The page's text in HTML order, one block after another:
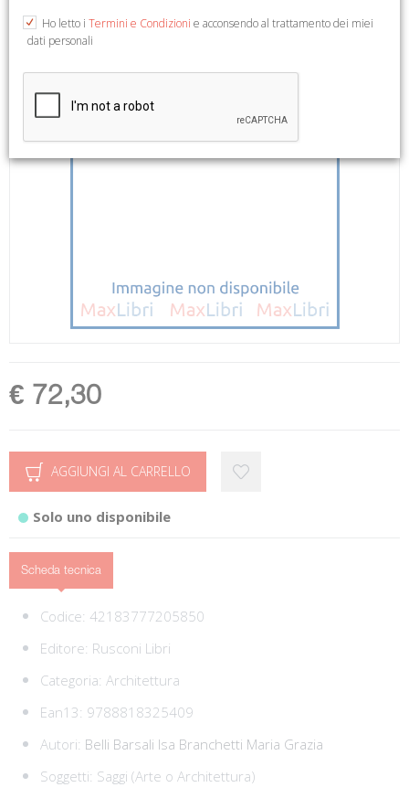
€ 72,30
AGGIUNGI AL CARRELLO
Solo uno disponibile
Scheda tecnica
Codice: 42183777205850
Editore: Rusconi Libri
Categoria: Architettura
Ean13: 9788818325409
Autori: Belli Barsali Isa Branchetti Maria Grazia
Soggetti: Saggi (Arte o Architettura)
Ho letto i Termini e Condizioni e acconsendo al trattamento dei miei
dati personali